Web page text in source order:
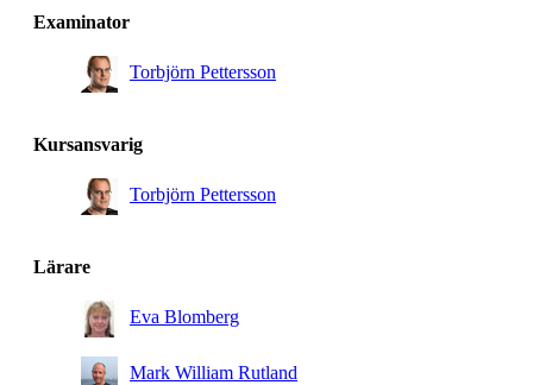
Examinator
Torbjörn Pettersson
Kursansvarig
Torbjörn Pettersson
Lärare
Eva Blomberg
Mark William Rutland